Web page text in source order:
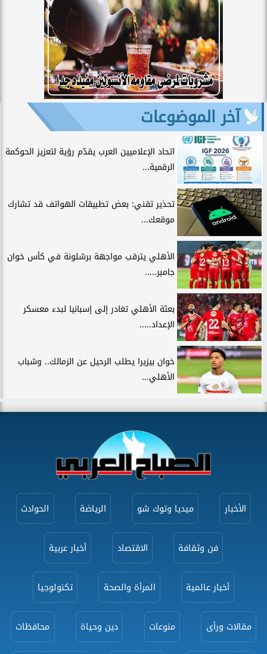
آخر الموضوعات
اتحاد الإعلاميين العرب يقدّم رؤية لتعزيز الحوكمة
الرقمية...
تحذير تقني: بعض تطبيقات الهواتف قد تشارك
موقعك...
الأهلي يترقب مواجهة برشلونة في كأس خوان
جامبر.....
بعثة الأهلي تغادر إلى إسبانيا لبدء معسكر
الإعداد.....
خوان بيزيرا يطلب الرحيل عن الزمالك.. وشباب
الأهلي...
الأخبار ميديا وتوك شو الرياضة الحوادث
فن وثقافة الاقتصاد أخبار عربية
أخبار عالمية المرأة والصحة تكنولوجيا
مقالات ورأى منوعات دين وحياة محافظات